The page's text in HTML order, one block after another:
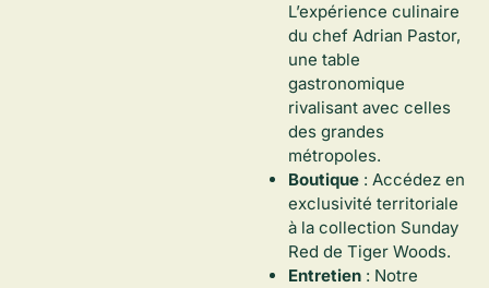
L’expérience culinaire
du chef Adrian Pastor,
une table
gastronomique
rivalisant avec celles
des grandes
métropoles.
Boutique : Accédez en
exclusivité territoriale
à la collection Sunday
Red de Tiger Woods.
Entretien : Notre